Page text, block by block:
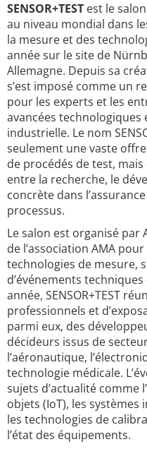
SENSOR+TEST est le
au niveau mondial dans
la mesure et des
année sur le site de
Allemagne. Depuis sa
s’est imposé comme un
pour les experts et les
avancées
industrielle. Le nom
seulement une vaste
de procédés de test,
entre la recherche, le
concrète dans
processus.
Le salon est organisé par
de l’association AMA
technologies de mesure,
d’événements
année, SENSOR+TEST
professionnels et
parmi eux, des
décideurs issus de
l’aéronautique,
technologie médicale.
sujets d’actualité comme
objets (IoT), les systèmes
les technologies de
l’état des équipements.